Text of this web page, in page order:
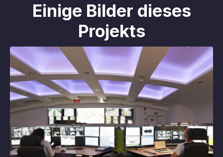
Einige Bilder dieses
Projekts